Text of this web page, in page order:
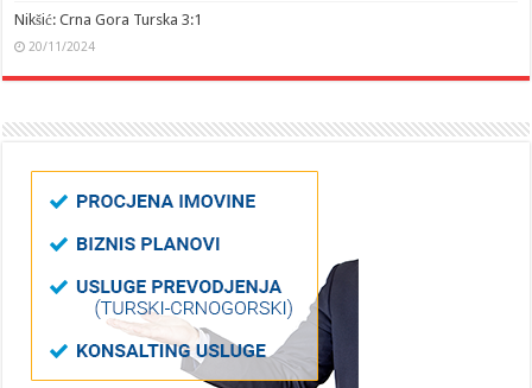
Nikšić: Crna Gora Turska 3:1
20/11/2024